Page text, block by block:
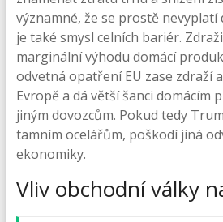
významné, že se prostě nevyplatí
je také smysl celních bariér.
marginální výhodu domácí
odvetná opatření EU zase zdraží
Evropě a dá větší šanci domácím
jiným dovozcům. Pokud tedy
tamním ocelářům, poškodí jiná
ekonomiky.
Vliv obchodní války